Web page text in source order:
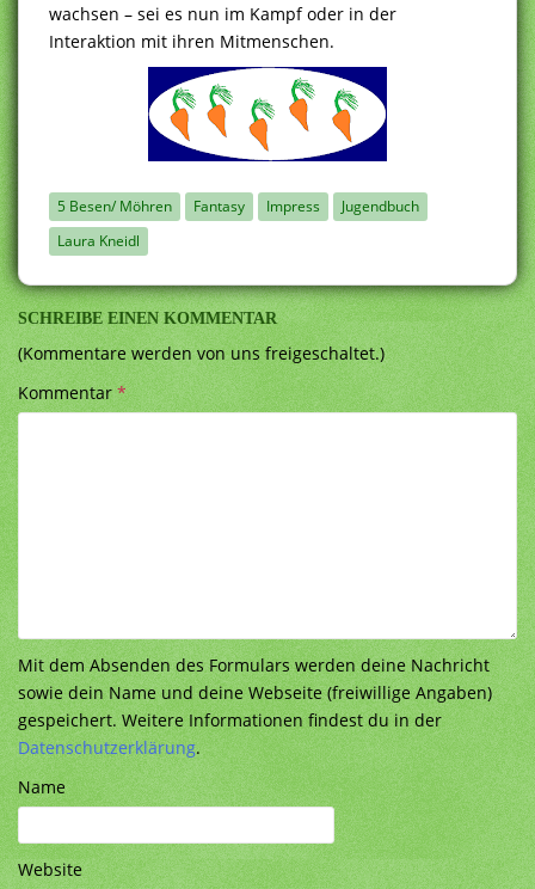
wachsen – sei es nun im Kampf oder in der
Interaktion mit ihren Mitmenschen.
5 Besen/ Möhren Fantasy Impress
Jugendbuch
Laura Kneidl
SCHREIBE EINEN KOMMENTAR
(Kommentare werden von uns freigeschaltet.)
Kommentar*
Mit dem Absenden des Formulars werden deine Nachricht
sowie dein Name und deine Webseite (freiwillige Angaben)
gespeichert. Weitere Informationen findest du in der
Datenschutzerklärung.
Name
Website